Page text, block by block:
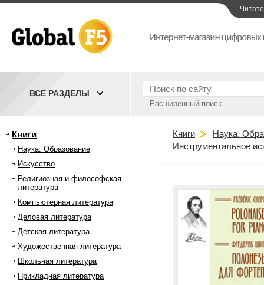
Расширенный поиск
ВСЕ РАЗДЕЛЫ
Книги
Наука. Образование
Искусство
Религиозная и философская
литература
Компьютерная литература
Деловая литература
Детская литература
Художественная литература
Школьная литература
Прикладная литература
Книги
Наука.
Инструментальное